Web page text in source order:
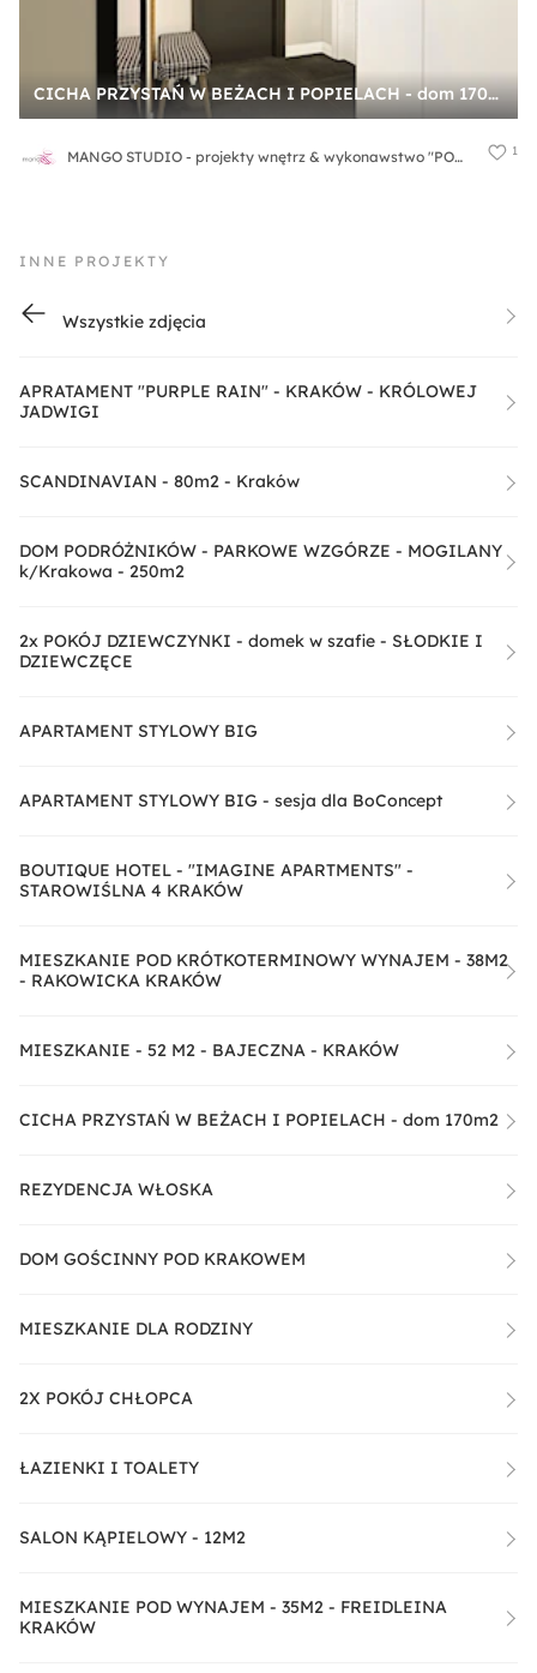
CICHA PRZYSTAŃ W BEŻACH I POPIELACH - dom 170m2 - Średni z wieszakiem szary hol / przedpokój, styl nowoczesny - zdjęcie od MANGO STUDIO - projekty wnętrz & wykonawstwo "POD KLUCZ" - ZASTĘPSTWO INWESTORSKIE - projekty wnętrz HoReCa - konsultacje
MANGO STUDIO - projekty wnętrz & wykonawstwo "POD KLUCZ" - ZASTĘPSTWO INWESTORSKIE - projekty wnętrz HoReCa - konsultacje 1
INNE PROJEKTY
Wszystkie zdjęcia
APRATAMENT "PURPLE RAIN" - KRAKÓW - KRÓLOWEJ
JADWIGI
SCANDINAVIAN - 80m2 - Kraków
DOM PODRÓŻNIKÓW - PARKOWE WZGÓRZE - MOGILANY
k/Krakowa - 250m2
2x POKÓJ DZIEWCZYNKI - domek w szafie - SŁODKIE I
DZIEWCZĘCE
APARTAMENT STYLOWY BIG
APARTAMENT STYLOWY BIG - sesja dla BoConcept
BOUTIQUE HOTEL - "IMAGINE APARTMENTS" -
STAROWIŚLNA 4 KRAKÓW
MIESZKANIE POD KRÓTKOTERMINOWY WYNAJEM - 38M2
- RAKOWICKA KRAKÓW
MIESZKANIE - 52 M2 - BAJECZNA - KRAKÓW
CICHA PRZYSTAŃ W BEŻACH I POPIELACH - dom 170m2
REZYDENCJA WŁOSKA
DOM GOŚCINNY POD KRAKOWEM
MIESZKANIE DLA RODZINY
2X POKÓJ CHŁOPCA
ŁAZIENKI I TOALETY
SALON KĄPIELOWY - 12M2
MIESZKANIE POD WYNAJEM - 35M2 - FREIDLEINA
KRAKÓW